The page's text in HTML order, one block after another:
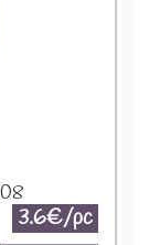
3.6€/pc